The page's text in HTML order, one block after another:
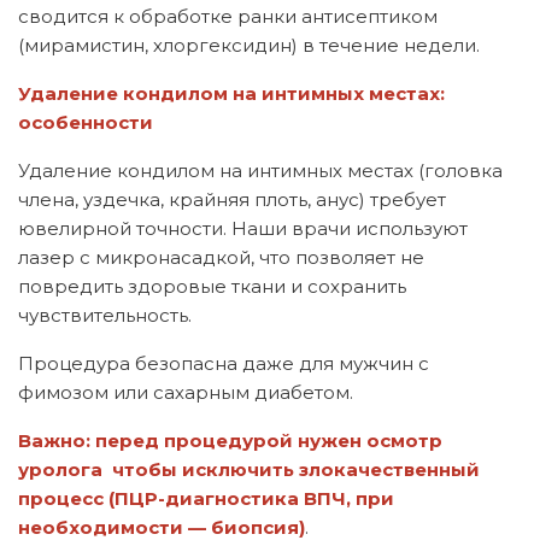
сводится к обработке ранки антисептиком
(мирамистин, хлоргексидин) в течение недели.
Удаление кондилом на интимных местах:
особенности
Удаление кондилом на интимных местах (головка
члена, уздечка, крайняя плоть, анус) требует
ювелирной точности. Наши врачи используют
лазер с микронасадкой, что позволяет не
повредить здоровые ткани и сохранить
чувствительность.
Процедура безопасна даже для мужчин с
фимозом или сахарным диабетом.
Важно: перед процедурой нужен осмотр
уролога чтобы исключить злокачественный
процесс (ПЦР-диагностика ВПЧ, при
необходимости — биопсия).